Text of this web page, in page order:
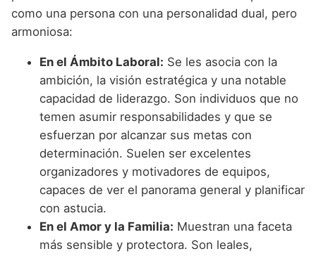
como una persona con una personalidad dual, pero
armoniosa:
En el Ámbito Laboral: Se les asocia con la
ambición, la visión estratégica y una notable
capacidad de liderazgo. Son individuos que no
temen asumir responsabilidades y que se
esfuerzan por alcanzar sus metas con
determinación. Suelen ser excelentes
organizadores y motivadores de equipos,
capaces de ver el panorama general y planificar
con astucia.
En el Amor y la Familia: Muestran una faceta
más sensible y protectora. Son leales,